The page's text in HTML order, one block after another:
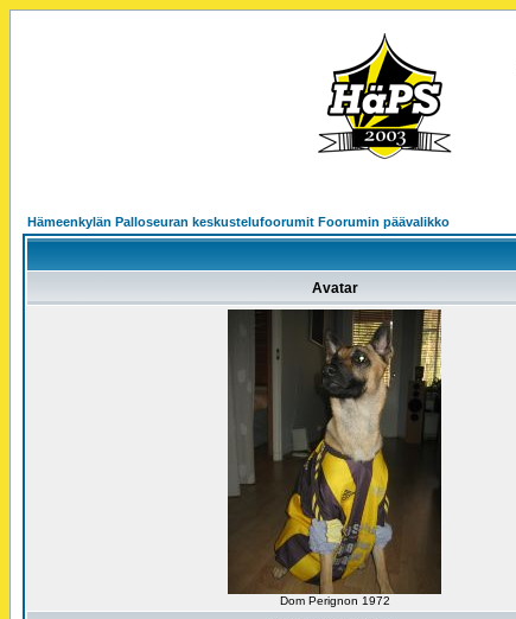
Hämeenkylän Palloseuran keskustelufoorumit Foorumin päävalikko
Avatar
Dom Perignon 1972